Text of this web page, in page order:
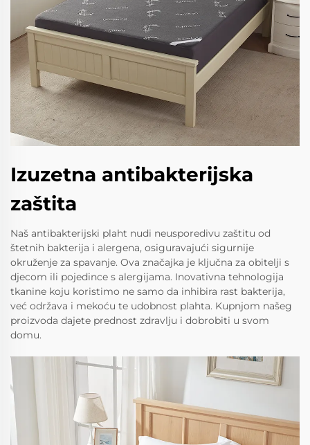
Izuzetna antibakterijska
zaštita
Naš antibakterijski plaht nudi neusporedivu zaštitu od
štetnih bakterija i alergena, osiguravajući sigurnije
okruženje za spavanje. Ova značajka je ključna za obitelji s
djecom ili pojedince s alergijama. Inovativna tehnologija
tkanine koju koristimo ne samo da inhibira rast bakterija,
već održava i mekoću te udobnost plahta. Kupnjom našeg
proizvoda dajete prednost zdravlju i dobrobiti u svom
domu.